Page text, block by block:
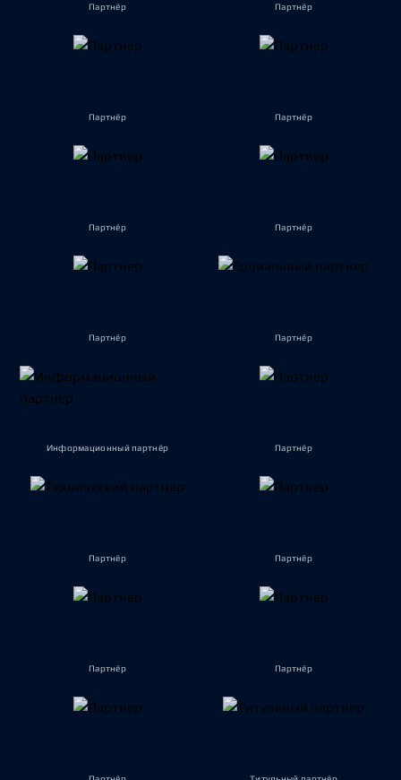
Партнёр Партнёр
Партнёр Партнёр
Партнёр Партнёр
Партнёр Партнёр
Информационный партнёр Партнёр
Партнёр Партнёр
Партнёр Партнёр